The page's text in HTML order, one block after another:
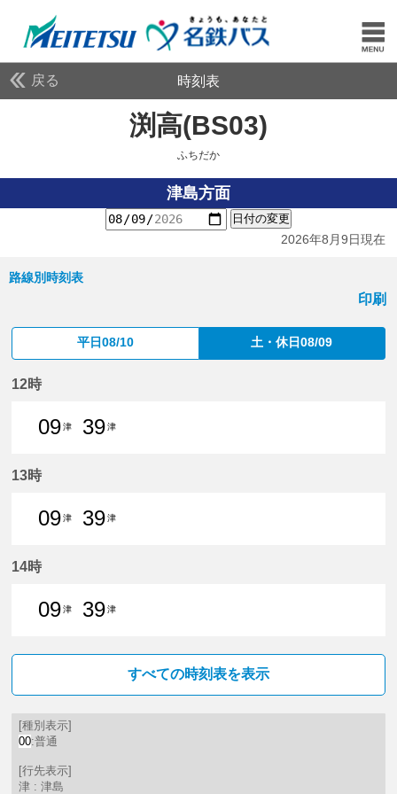
戻る 時刻表
渕高(BS03)
ふちだか
津島方面
日付の変更
2026年8月9日現在
路線別時刻表
印刷
平日08/10 土・休日08/09
12時
09津
39津
13時
09津
39津
14時
09津
39津
すべての時刻表を表示
[種別表示]
00:普通
[行先表示]
津 : 津島